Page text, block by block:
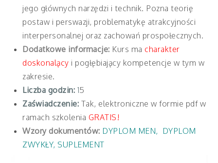
jego głównych narzędzi i technik. Pozna teorię
postaw i perswazji, problematykę atrakcyjności
interpersonalnej oraz zachowań prospołecznych.
Dodatkowe informacje: Kurs ma charakter
doskonalący i pogłębiający kompetencje w tym w
zakresie.
Liczba godzin: 15
Zaświadczenie: Tak, elektroniczne w formie pdf w
ramach szkolenia GRATIS!
Wzory dokumentów: DYPLOM MEN, DYPLOM
ZWYKŁY, SUPLEMENT